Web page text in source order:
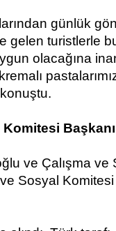
günlük
gelen turistlerle
olacağına
ve Çalışma
Sosyal